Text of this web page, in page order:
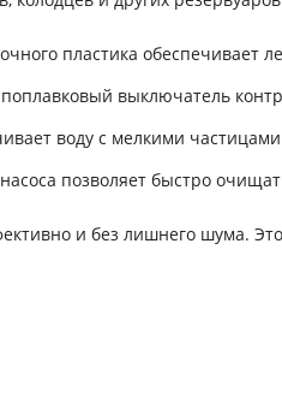
пластика обеспечивает
выключатель
воду с мелкими
позволяет быстро
и без лишнего шума.